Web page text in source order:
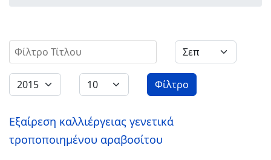
Φίλτρο Τίτλου
Φίλτρο
Εξαίρεση καλλιέργειας γενετικά
τροποποιημένου αραβοσίτου